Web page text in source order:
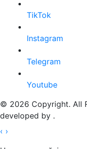
TikTok
Instagram
Telegram
Youtube
© 2026 Copyright. All
developed by .
‹ ›